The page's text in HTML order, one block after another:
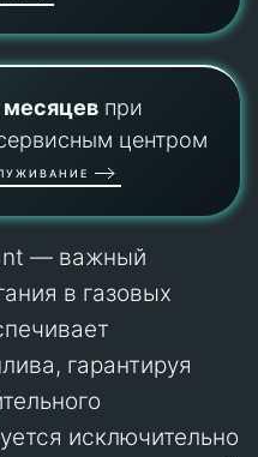
месяцевпри
центром
— важный
в газовых
гарантируя
исключительно